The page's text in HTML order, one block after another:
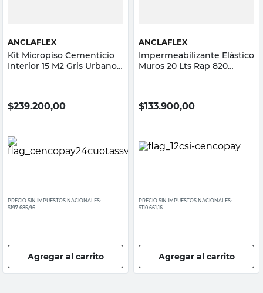
ANCLAFLEX
Kit Micropiso Cementicio
Interior 15 M2 Gris Urbano
$239.200,00
PRECIO SIN IMPUESTOS NACIONALES:
$197.685,96
Agregar al carrito
ANCLAFLEX
Impermeabilizante Elástico
Muros 20 Lts Rap 820
$133.900,00
PRECIO SIN IMPUESTOS NACIONALES:
$110.661,16
Agregar al carrito